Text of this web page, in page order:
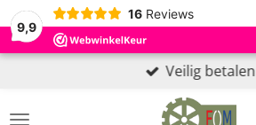
9,9
16 Reviews
Veilig betalen